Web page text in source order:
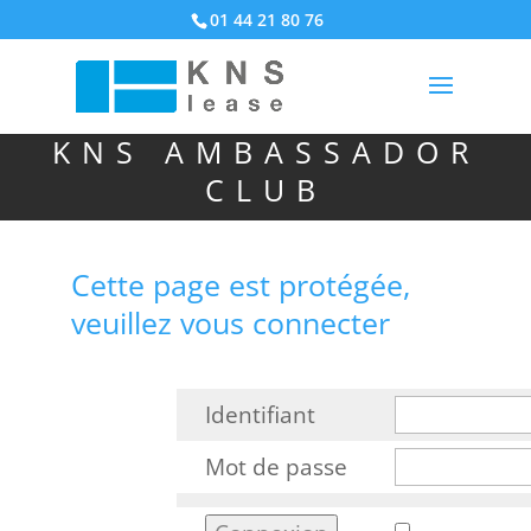
01 44 21 80 76
KNS AMBASSADOR
CLUB
Cette page est protégée,
veuillez vous connecter
Identifiant
Mot de passe